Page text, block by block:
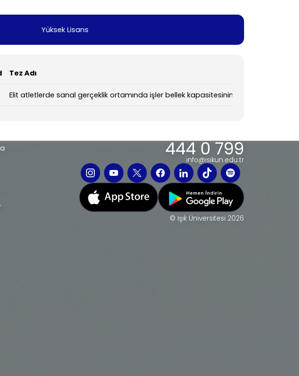
Yüksek Lisans
Tez Adı
Elit atletlerde sanal gerçeklik ortamında işler bellek kapasitesinin elektrofizyolojik
444 0 799
info@isikun.edu.tr
© Işık Üniversitesi 2026